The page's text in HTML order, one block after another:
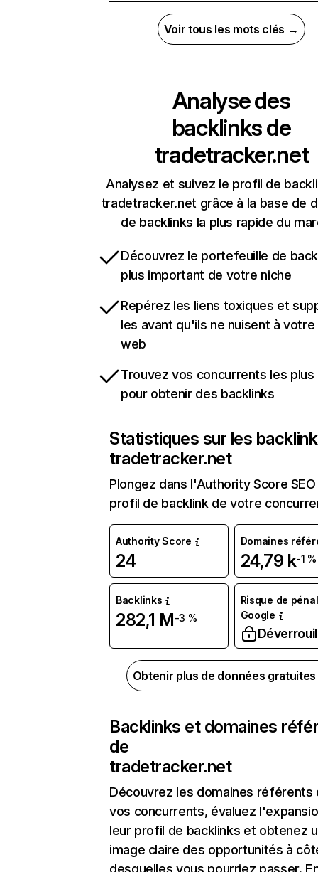
Voir tous les mots clés →
Analyse des
backlinks de
tradetracker.net
Analysez et suivez le profil de
tradetracker.net grâce à la base de
de backlinks la plus rapide du
Découvrez le portefeuille de
plus important de votre niche
Repérez les liens toxiques et
les avant qu'ils ne nuisent à
web
Trouvez vos concurrents les
pour obtenir des backlinks
Statistiques sur les
tradetracker.net
Plongez dans l'Authority Score
profil de backlink de votre
Authority Score
24
Domaines
24,79 k-1 %
Backlinks
282,1 M-3 %
Risque de
Google
Obtenir plus de données
Backlinks et domaines
de
tradetracker.net
Découvrez les domaines référents
vos concurrents, évaluez
leur profil de backlinks et obtenez
image claire des opportunités à
desquelles vous pourriez passer.